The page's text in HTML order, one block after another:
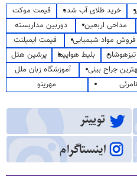
خرید طلای آب شده
قیمت موکت
مداحی اربعین
دوربین مداربسته
فروش مواد شیمیایی
قیمت ایمپلنت
بلیط هواپیما
پرشین هتل
جراح بینی
آموزشگاه زبان ملل
مهرینو